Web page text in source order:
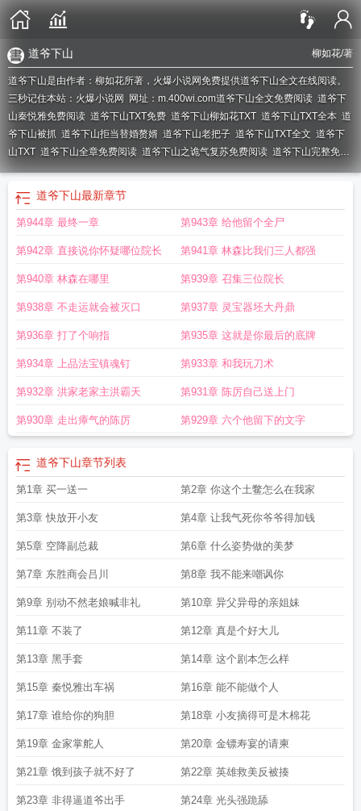
柳如花/著
道爷下山
道爷下山是由作者：柳如花所著，火爆小说网免费提供道爷下山全文在线阅读。
三秒记住本站：火爆小说网 网址：m.400wi.com道爷下山全文免费阅读 道爷下
山秦悦雅免费阅读 道爷下山TXT免费 道爷下山柳如花TXT 道爷下山TXT全本 道
爷下山被抓 道爷下山拒当替婚赘婿 道爷下山老把子 道爷下山TXT全文 道爷下
山TXT 道爷下山全章免费阅读 道爷下山之诡气复苏免费阅读 道爷下山完整免
费道爷下山陈厉全文免费阅读道爷下山楚凌天柳如花道爷下山柳如花道爷下
山之诡气复苏
道爷下山完整版
节 道爷下山 柳如花
费完整版道爷下山正版陈厉 道爷下山最新章节道爷下山第二部叫什么
被警察抓捕了叫什么名 道爷下山陈半子免费观看
道爷下山最新章节
第944章 最终一章 第943章 给他留个全尸
第942章 直接说你怀疑哪位院长 第941章 林森比我们三人都强
第940章 林森在哪里 第939章 召集三位院长
第938章 不走运就会被灭口 第937章 灵宝器坯大丹鼎
第936章 打了个响指 第935章 这就是你最后的底牌
第934章 上品法宝镇魂钉 第933章 和我玩刀术
第932章 洪家老家主洪霸天 第931章 陈厉自己送上门
第930章 走出瘴气的陈厉 第929章 六个他留下的文字
道爷下山章节列表
第1章 买一送一 第2章 你这个土鳖怎么在我家
第3章 快放开小友 第4章 让我气死你爷爷得加钱
第5章 空降副总裁 第6章 什么姿势做的美梦
第7章 东胜商会吕川 第8章 我不能来嘲讽你
第9章 别动不然老娘喊非礼 第10章 异父异母的亲姐妹
第11章 不装了 第12章 真是个好大儿
第13章 黑手套 第14章 这个剧本怎么样
第15章 秦悦雅出车祸 第16章 能不能做个人
第17章 谁给你的狗胆 第18章 小友摘得可是木棉花
第19章 金家掌舵人 第20章 金镖寿宴的请柬
第21章 饿到孩子就不好了 第22章 英雄救美反被揍
第23章 非得逼道爷出手 第24章 光头强跪舔